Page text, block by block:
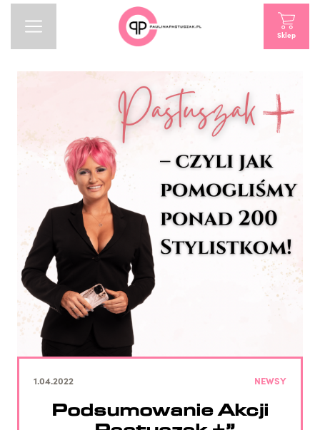
Sklep
1.04.2022 NEWSY
Podsumowanie Akcji